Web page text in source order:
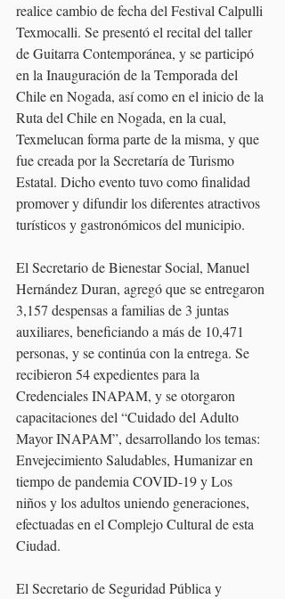
realice cambio de fecha del Festival Calpulli
Texmocalli. Se presentó el recital del taller
de Guitarra Contemporánea, y se participó
en la Inauguración de la Temporada del
Chile en Nogada, así como en el inicio de la
Ruta del Chile en Nogada, en la cual,
Texmelucan forma parte de la misma, y que
fue creada por la Secretaría de Turismo
Estatal. Dicho evento tuvo como finalidad
promover y difundir los diferentes atractivos
turísticos y gastronómicos del municipio.
El Secretario de Bienestar Social, Manuel
Hernández Duran, agregó que se entregaron
3,157 despensas a familias de 3 juntas
auxiliares, beneficiando a más de 10,471
personas, y se continúa con la entrega. Se
recibieron 54 expedientes para la
Credenciales INAPAM, y se otorgaron
capacitaciones del “Cuidado del Adulto
Mayor INAPAM”, desarrollando los temas:
Envejecimiento Saludables, Humanizar en
tiempo de pandemia COVID-19 y Los
niños y los adultos uniendo generaciones,
efectuadas en el Complejo Cultural de esta
Ciudad.
El Secretario de Seguridad Pública y